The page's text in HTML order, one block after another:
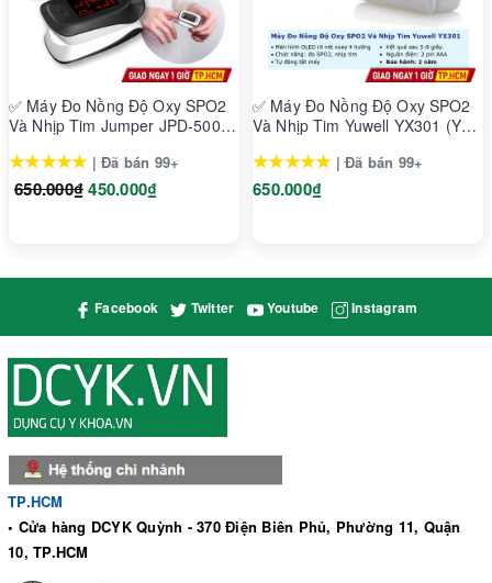
✅ Máy Đo Nồng Độ Oxy SPO2
Và Nhịp Tim Jumper JPD-500D
★★★★★ | Đã bán 99+
650.000₫450.000₫
✅ Máy Đo Nồng Độ Oxy SPO2
Và Nhịp Tim Yuwell YX301 (YX-
★★★★★ | Đã bán 99+
650.000₫
Facebook Twitter Youtube Instagram
TP.HCM
• Cửa hàng DCYK Quỳnh - 370 Điện Biên Phủ, Phường 11, Quận
10, TP.HCM